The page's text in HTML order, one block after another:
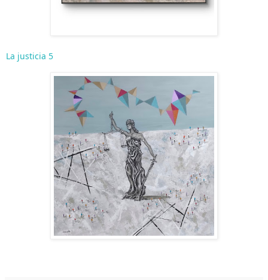
La justicia 5